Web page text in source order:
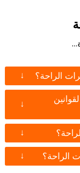
الراحة؟ ↓
↓
↓
الراحة؟ ↓